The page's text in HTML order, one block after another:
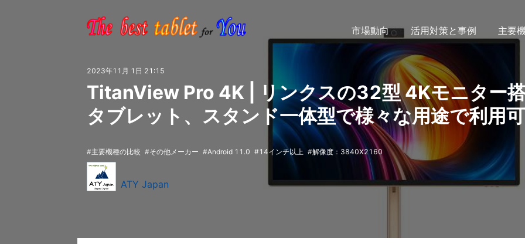
市場動向 活用対策と事例 主要
2023年11月 1日 21:15
TitanView Pro 4K | リンクスの32型 4Kモニター
タブレット、スタンド一体型で様々な用途で利用
主要機種の比較 その他メーカー Android 11.0 14インチ以上 解像度：3840X2160
ATY Japan